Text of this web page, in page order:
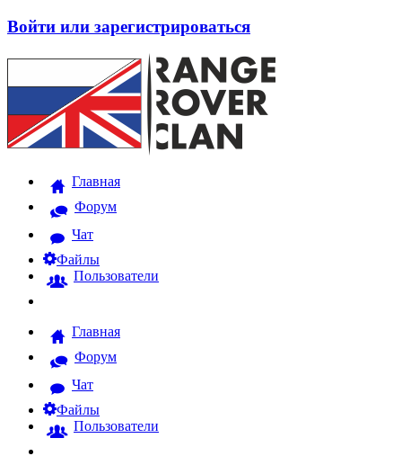
Войти или зарегистрироваться
Главная
Форум
Чат
Файлы
Пользователи
Главная
Форум
Чат
Файлы
Пользователи